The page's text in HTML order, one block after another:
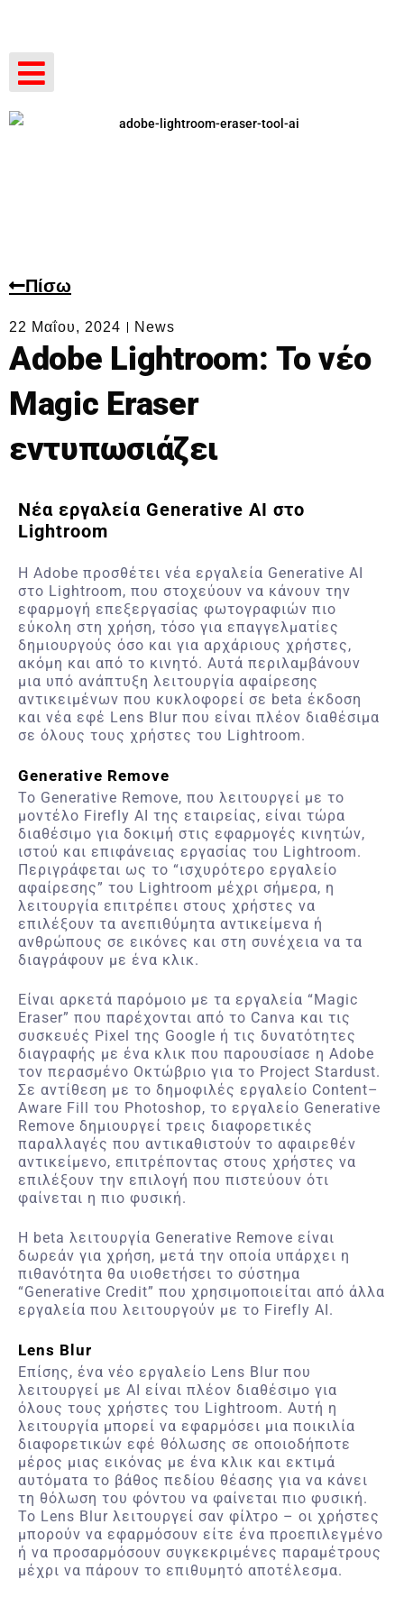
Πίσω
22 Μαΐου, 2024 News
Adobe Lightroom: Το νέο
Magic Eraser
εντυπωσιάζει
Νέα εργαλεία Generative AI στο
Lightroom
Η Adobe προσθέτει νέα εργαλεία Generative AI
στο Lightroom, που στοχεύουν να κάνουν την
εφαρμογή επεξεργασίας φωτογραφιών πιο
εύκολη στη χρήση, τόσο για επαγγελματίες
δημιουργούς όσο και για αρχάριους χρήστες,
ακόμη και από το κινητό. Αυτά περιλαμβάνουν
μια υπό ανάπτυξη λειτουργία αφαίρεσης
αντικειμένων που κυκλοφορεί σε beta έκδοση
και νέα εφέ Lens Blur που είναι πλέον διαθέσιμα
σε όλους τους χρήστες του Lightroom.
Generative Remove
Το Generative Remove, που λειτουργεί με το
μοντέλο Firefly AI της εταιρείας, είναι τώρα
διαθέσιμο για δοκιμή στις εφαρμογές κινητών,
ιστού και επιφάνειας εργασίας του Lightroom.
Περιγράφεται ως το “ισχυρότερο εργαλείο
αφαίρεσης” του Lightroom μέχρι σήμερα, η
λειτουργία επιτρέπει στους χρήστες να
επιλέξουν τα ανεπιθύμητα αντικείμενα ή
ανθρώπους σε εικόνες και στη συνέχεια να τα
διαγράφουν με ένα κλικ.
Είναι αρκετά παρόμοιο με τα εργαλεία “Magic
Eraser” που παρέχονται από το Canva και τις
συσκευές Pixel της Google ή τις δυνατότητες
διαγραφής με ένα κλικ που παρουσίασε η Adobe
τον περασμένο Οκτώβριο για το Project Stardust.
Σε αντίθεση με το δημοφιλές εργαλείο Content–
Aware Fill του Photoshop, το εργαλείο Generative
Remove δημιουργεί τρεις διαφορετικές
παραλλαγές που αντικαθιστούν το αφαιρεθέν
αντικείμενο, επιτρέποντας στους χρήστες να
επιλέξουν την επιλογή που πιστεύουν ότι
φαίνεται η πιο φυσική.
Η beta λειτουργία Generative Remove είναι
δωρεάν για χρήση, μετά την οποία υπάρχει η
πιθανότητα θα υιοθετήσει το σύστημα
“Generative Credit” που χρησιμοποιείται από άλλα
εργαλεία που λειτουργούν με το Firefly AI.
Lens Blur
Επίσης, ένα νέο εργαλείο Lens Blur που
λειτουργεί με AI είναι πλέον διαθέσιμο για
όλους τους χρήστες του Lightroom. Αυτή η
λειτουργία μπορεί να εφαρμόσει μια ποικιλία
διαφορετικών εφέ θόλωσης σε οποιοδήποτε
μέρος μιας εικόνας με ένα κλικ και εκτιμά
αυτόματα το βάθος πεδίου θέασης για να κάνει
τη θόλωση του φόντου να φαίνεται πιο φυσική.
Το Lens Blur λειτουργεί σαν φίλτρο – οι χρήστες
μπορούν να εφαρμόσουν είτε ένα προεπιλεγμένο
ή να προσαρμόσουν συγκεκριμένες παραμέτρους
μέχρι να πάρουν το επιθυμητό αποτέλεσμα.